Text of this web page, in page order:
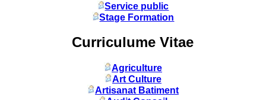
Service public
Stage Formation
Curriculume Vitae
Agriculture
Art Culture
Artisanat Batiment